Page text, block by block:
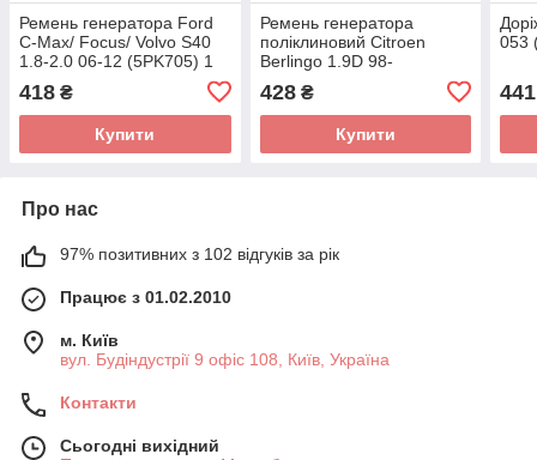
Ремень генератора Ford
C-Max/ Focus/ Volvo S40
1.8-2.0 06-12 (5PK705) 1
418 ₴
Купити
Ремень генератора
поліклиновий Citroen
Berlingo 1.9D 98-
(6PK1390) 1 987 946 052
(BOSCH)
428₴
Купити
053
441
Про нас
97% позитивних з 102 відгуків за рік
Працює з 01.02.2010
м. Київ
вул. Будіндустрії 9 офіс 108, Київ, Україна
Контакти
Сьогодні вихідний